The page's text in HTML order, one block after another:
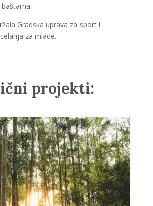
Gradska uprava za sport i
za mlade.
projekti: